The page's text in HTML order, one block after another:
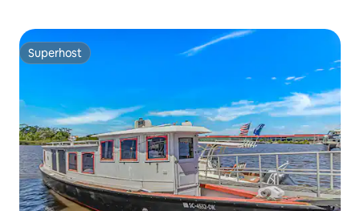
Superhost
Superhost